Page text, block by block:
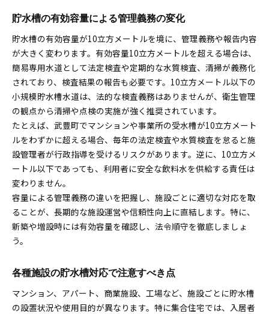
貯水槽の有効容量による管理義務の変化
貯水槽の有効容量が10立方メートルを境に、管理義務や報告内容
が大きく変わります。有効容量10立方メートルを超える場合は、
簡易専用水道として法定検査や定期的な水質検査、清掃が義務化
されており、検査結果の報告も必要です。10立方メートル以下の
小規模貯水槽水道は、法的な検査義務はありませんが、衛生管理
の観点から清掃や点検の実施が強く推奨されています。
たとえば、武豊町でマンションや事業所の受水槽が10立方メート
ルをわずかに超える場合、毎年の法定検査や水質検査を怠ると施
設管理者が行政指導を受けるリスクがあります。逆に、10立方メ
ートル以下であっても、利用者に安全な飲料水を供給する責任は
変わりません。
容量による管理義務の違いを把握し、施設ごとに適切な対応を取
ることが、長期的な施設運営や信頼性向上に直結します。特に、
新築や増設時には有効容量を確認し、法令順守を徹底しましょ
う。
各種施設の貯水槽対応で注意すべき点
マンション、アパート、商業施設、工場など、施設ごとに貯水槽
の設置状況や使用目的が異なります。特に集合住宅では、入居者